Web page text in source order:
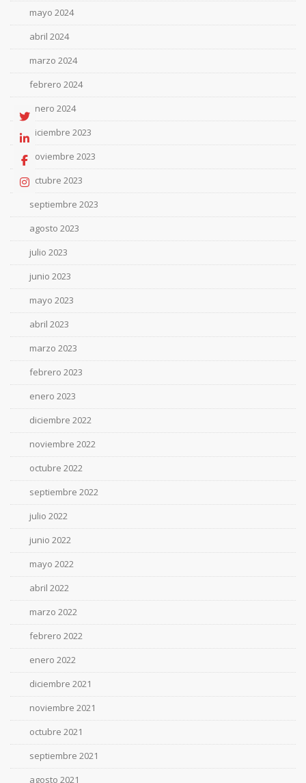
mayo 2024
abril 2024
marzo 2024
febrero 2024
enero 2024
diciembre 2023
noviembre 2023
octubre 2023
septiembre 2023
agosto 2023
julio 2023
junio 2023
mayo 2023
abril 2023
marzo 2023
febrero 2023
enero 2023
diciembre 2022
noviembre 2022
octubre 2022
septiembre 2022
julio 2022
junio 2022
mayo 2022
abril 2022
marzo 2022
febrero 2022
enero 2022
diciembre 2021
noviembre 2021
octubre 2021
septiembre 2021
agosto 2021